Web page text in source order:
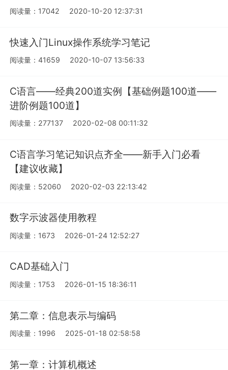
阅读量：17042 2020-10-20 12:37:31
快速入门Linux操作系统学习笔记
阅读量：41659 2020-10-07 13:56:33
C语言——经典200道实例【基础例题100道——
进阶例题100道】
阅读量：277137 2020-02-08 00:11:32
C语言学习笔记知识点齐全——新手入门必看
【建议收藏】
阅读量：52060 2020-02-03 22:13:42
数字示波器使用教程
阅读量：1673 2026-01-24 12:52:27
CAD基础入门
阅读量：1753 2026-01-15 18:36:11
第二章：信息表示与编码
阅读量：1996 2025-01-18 02:58:58
第一章：计算机概述